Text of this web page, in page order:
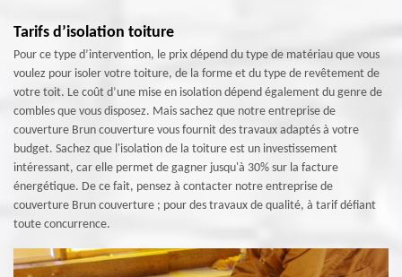
Tarifs d’isolation toiture
Pour ce type d’intervention, le prix dépend du type de matériau que vous
voulez pour isoler votre toiture, de la forme et du type de revêtement de
votre toit. Le coût d’une mise en isolation dépend également du genre de
combles que vous disposez. Mais sachez que notre entreprise de
couverture Brun couverture vous fournit des travaux adaptés à votre
budget. Sachez que l'isolation de la toiture est un investissement
intéressant, car elle permet de gagner jusqu'à 30% sur la facture
énergétique. De ce fait, pensez à contacter notre entreprise de
couverture Brun couverture ; pour des travaux de qualité, à tarif défiant
toute concurrence.